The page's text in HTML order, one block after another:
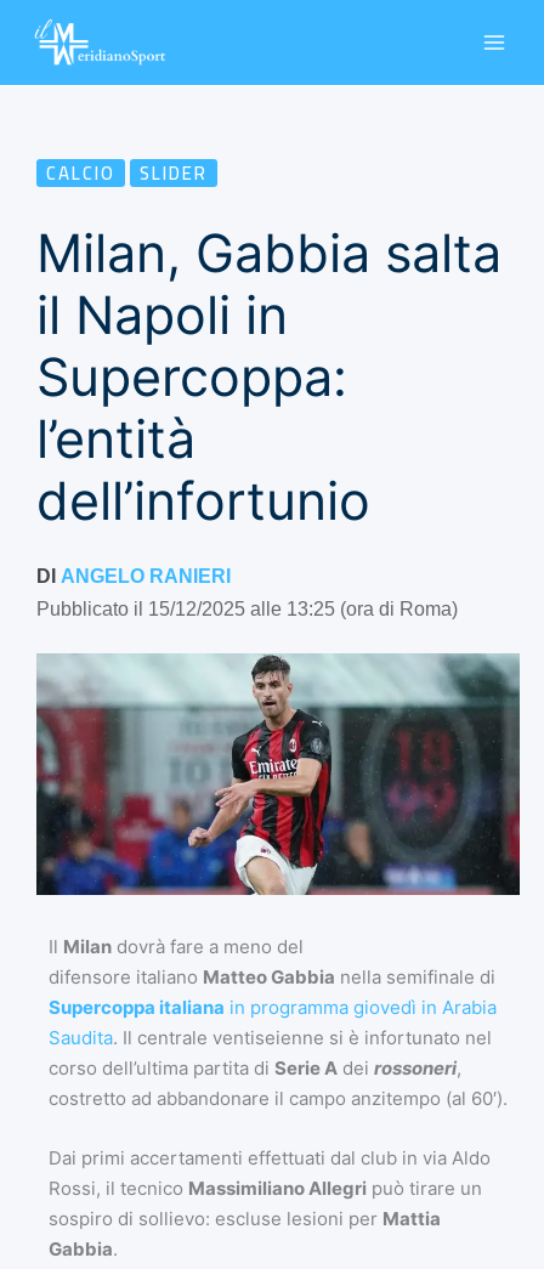
CALCIO SLIDER
Milan, Gabbia salta
il Napoli in
Supercoppa:
l’entità
dell’infortunio
DI ANGELO RANIERI
Pubblicato il 15/12/2025 alle 13:25 (ora di Roma)
Il Milan dovrà fare a meno del
difensore italiano Matteo Gabbia nella semifinale di
Supercoppa italiana in programma giovedì in Arabia
Saudita. Il centrale ventiseienne si è infortunato nel
corso dell’ultima partita di Serie A dei rossoneri,
costretto ad abbandonare il campo anzitempo (al 60′).
Dai primi accertamenti effettuati dal club in via Aldo
Rossi, il tecnico Massimiliano Allegri può tirare un
sospiro di sollievo: escluse lesioni per Mattia
Gabbia.